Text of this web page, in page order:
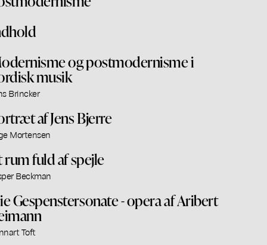
og postmodernisme i
musik
Brincker
af Jens Bjerre
Mortensen
rum fuld af spejle
Beckman
Gespenstersonate - opera af Aribert
Toft